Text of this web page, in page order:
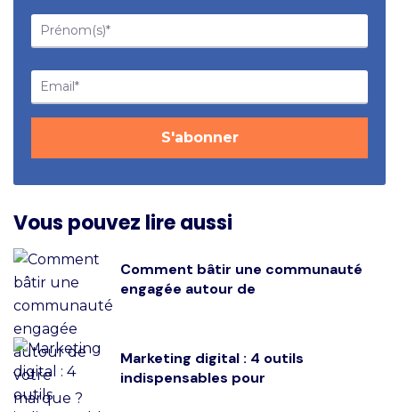
Vous pouvez lire aussi
Comment bâtir une communauté
engagée autour de
Marketing digital : 4 outils
indispensables pour